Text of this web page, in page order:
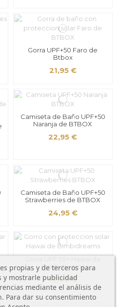
Gorra UPF+50 Faro de
Btbox
21,95 €
Camiseta de Baño UPF+50
Naranja de BTBOX
22,95 €
Camiseta de Baño UPF+50
Strawberries de BTBOX
24,95 €
Bimbidreams
17,00 €
propias y de terceros para
y mostrarle publicidad
mediante el análisis de
Para dar su consentimiento